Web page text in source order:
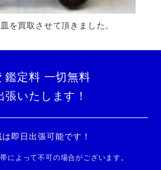
を買取させて頂きました。
鑑定料 一切無料
張いたします！
即日出張可能です！
によって不可の場合がございます。